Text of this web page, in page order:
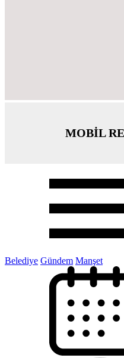
MOBİL
Belediye Gündem Manşet